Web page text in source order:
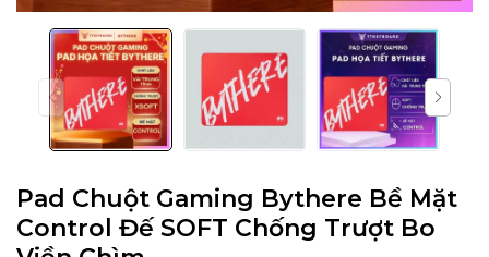
Pad Chuột Gaming Bythere Bề Mặt
Control Đế SOFT Chống Trượt Bo